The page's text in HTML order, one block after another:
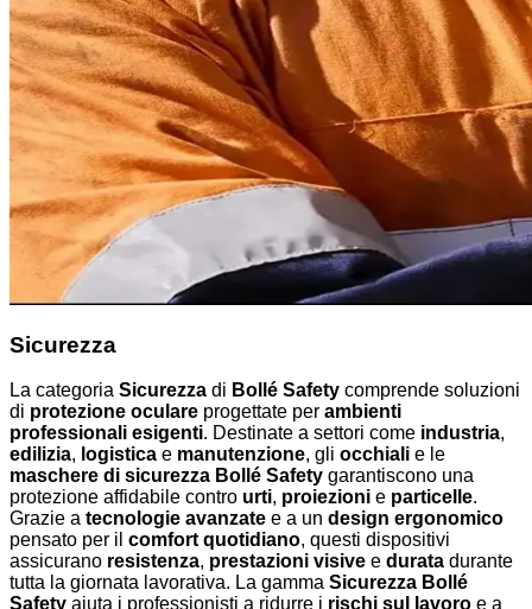
Sicurezza
La categoria Sicurezza di Bollé Safety comprende soluzioni
di protezione oculare progettate per ambienti
professionali esigenti. Destinate a settori come industria,
edilizia, logistica e manutenzione, gli occhiali e le
maschere di sicurezza Bollé Safety garantiscono una
protezione affidabile contro urti, proiezioni e particelle.
Grazie a tecnologie avanzate e a un design ergonomico
pensato per il comfort quotidiano, questi dispositivi
assicurano resistenza, prestazioni visive e durata durante
tutta la giornata lavorativa. La gamma Sicurezza Bollé
Safety aiuta i professionisti a ridurre i rischi sul lavoro e a